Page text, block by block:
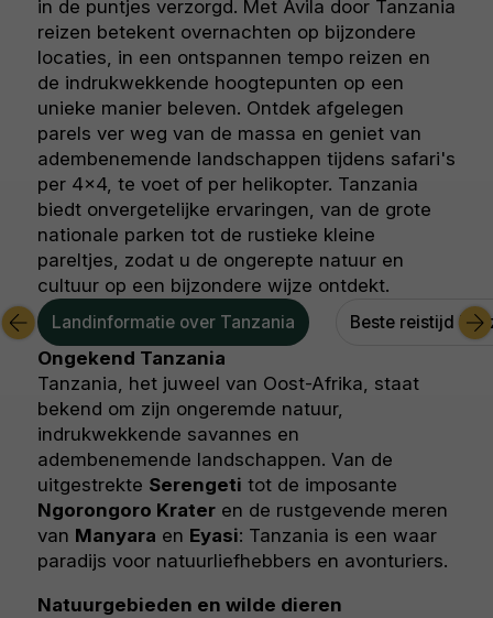
in de puntjes verzorgd. Met Avila door Tanzania
reizen betekent overnachten op bijzondere
locaties, in een ontspannen tempo reizen en
de indrukwekkende hoogtepunten op een
unieke manier beleven. Ontdek afgelegen
parels ver weg van de massa en geniet van
adembenemende landschappen tijdens safari's
per 4x4, te voet of per helikopter. Tanzania
biedt onvergetelijke ervaringen, van de grote
nationale parken tot de rustieke kleine
pareltjes, zodat u de ongerepte natuur en
cultuur op een bijzondere wijze ontdekt.
Landinformatie over Tanzania Beste reistijd
Ongekend Tanzania
Tanzania, het juweel van Oost-Afrika, staat
bekend om zijn ongeremde natuur,
indrukwekkende savannes en
adembenemende landschappen. Van de
uitgestrekte Serengeti tot de imposante
Ngorongoro Krater en de rustgevende meren
van Manyara en Eyasi: Tanzania is een waar
paradijs voor natuurliefhebbers en avonturiers.
Natuurgebieden en wilde dieren